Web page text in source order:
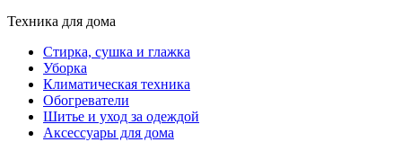
Техника для дома
Стирка, сушка и глажка
Уборка
Климатическая техника
Обогреватели
Шитье и уход за одеждой
Аксессуары для дома